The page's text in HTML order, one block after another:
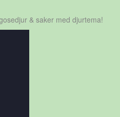
& saker med djurtema!